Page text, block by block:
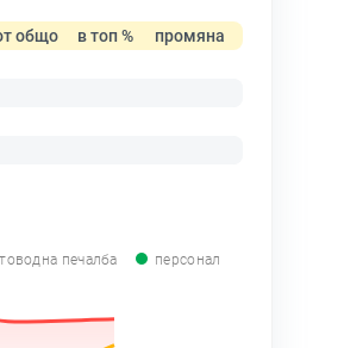
общо в топ %
промяна
печалба персонал